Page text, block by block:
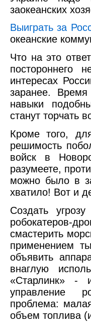
заокеанских
Выиграть за
океанские
Что на это
постороннего
интересах
заранее.
навыки
станут торчать
Кроме того,
решимость
войск в
разумеете,
можно было в
хватило! Вот и
Создать
робокатеров-
смастерить
применением
объявить
внаглую
«Старлинк» -
управление
проблема:
объем топлива